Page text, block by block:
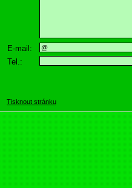
E-mail:
Tel.:
Tisknout stránku